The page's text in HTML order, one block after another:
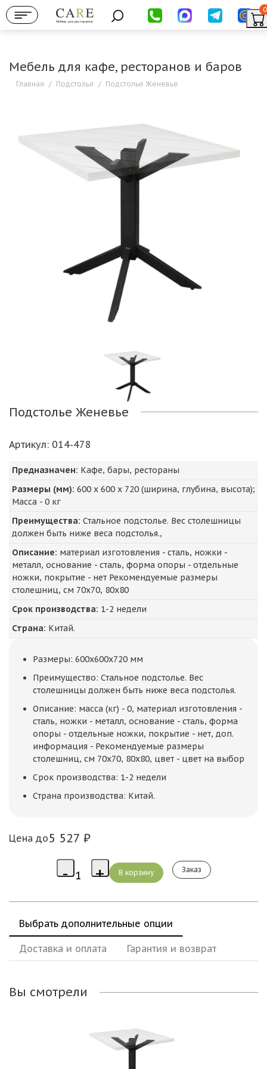
Мебель для ресторанов
0
Мебель для кафе, ресторанов и баров
Главная / Подстолья / Подстолье Женевье
Подстолье Женевье
Артикул: 014-478
Предназначен: Кафе, бары, рестораны
Размеры (мм): 600 х 600 х 720 (ширина, глубина, высота);
Масса - 0 кг
Преимущества: Стальное подстолье. Вес столешницы
должен быть ниже веса подстолья.,
Описание: материал изготовления - сталь, ножки -
металл, основание - сталь, форма опоры - отдельные
ножки, покрытие - нет Рекомендуемые размеры
столешниц, см 70x70, 80x80
Срок производства: 1-2 недели
Страна: Китай.
Размеры: 600x600x720 мм
Преимущество: Стальное подстолье. Вес
столешницы должен быть ниже веса подстолья.
Описание: масса (кг) - 0, материал изготовления -
сталь, ножки - металл, основание - сталь, форма
опоры - отдельные ножки, покрытие - нет, доп.
информация - Рекомендуемые размеры
столешниц, см 70x70, 80x80, цвет - цвет на выбор
Срок производства: 1-2 недели
Страна производства: Китай.
Цена до5 527 ₽
Заказ
Выбрать дополнительные опции
Доставка и оплата Гарантия и возврат
Вы смотрели